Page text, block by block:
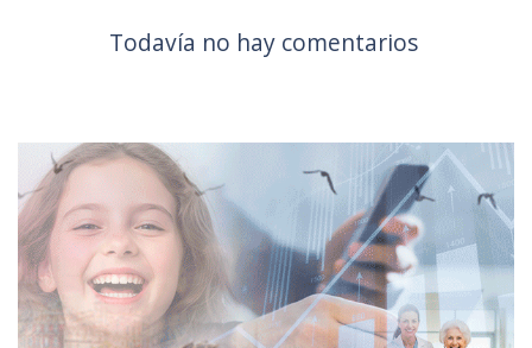
Todavía no hay comentarios